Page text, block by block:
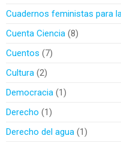
Cuadernos feministas para
Cuenta Ciencia 8
Cuentos
7
Cultura 2
Democracia 1
Derecho
1
Derecho del agua 1